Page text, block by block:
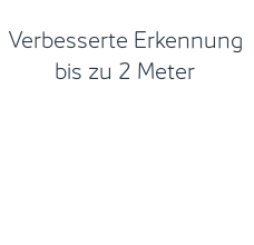
Verbesserte Erkennung
bis zu 2 Meter